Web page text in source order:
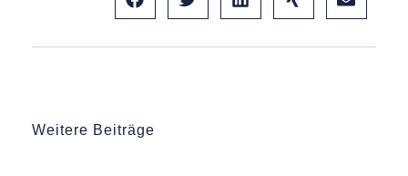
Weitere Beiträge